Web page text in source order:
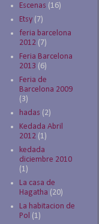
Escenas (16)
Etsy (7)
feria barcelona
2012 (7)
Feria Barcelona
2013 (6)
Feria de
Barcelona 2009
(3)
hadas (2)
Kedada Abril
2012 (1)
kedada
diciembre 2010
(1)
La casa de
Hagatha (20)
La habitacion de
Pol (1)